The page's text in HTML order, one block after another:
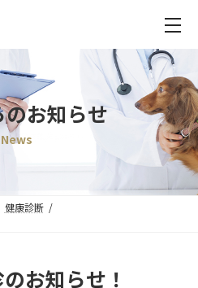
お知らせ
News
健康診断
お知らせ！